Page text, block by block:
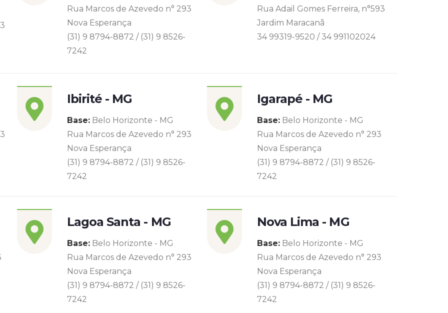
Rua Marcos de Azevedo n° 293
Nova Esperança
(31) 9 8794-8872 / (31) 9 8526-
7242
Rua Adail Gomes Ferreira, n°593
Jardim Maracanã
34 99319-9520 / 34 991102024
Ibirité - MG
Base: Belo Horizonte - MG
Rua Marcos de Azevedo n° 293
Nova Esperança
(31) 9 8794-8872 / (31) 9 8526-
7242
Igarapé - MG
Base: Belo Horizonte - MG
Rua Marcos de Azevedo n° 293
Nova Esperança
(31) 9 8794-8872 / (31) 9 8526-
7242
Lagoa Santa - MG
Base: Belo Horizonte - MG
Rua Marcos de Azevedo n° 293
Nova Esperança
(31) 9 8794-8872 / (31) 9 8526-
7242
Nova Lima - MG
Base: Belo Horizonte - MG
Rua Marcos de Azevedo n° 293
Nova Esperança
(31) 9 8794-8872 / (31) 9 8526-
7242